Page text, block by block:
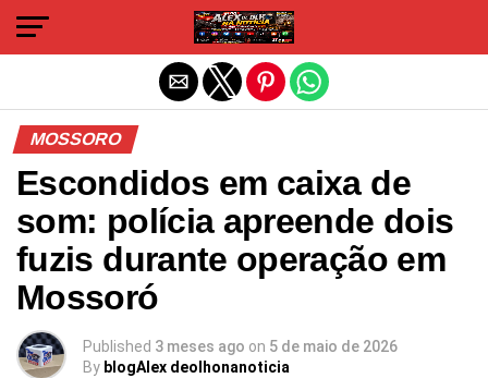
MOSSORO
Escondidos em caixa de
som: polícia apreende dois
fuzis durante operação em
Mossoró
Published 3 meses ago on 5 de maio de 2026
By blogAlex deolhonanoticia
Sair da versão mobile